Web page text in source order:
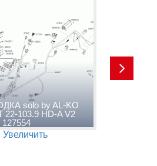
solo by AL-KO
22-103.9 HD-A V2
127554
Увеличить